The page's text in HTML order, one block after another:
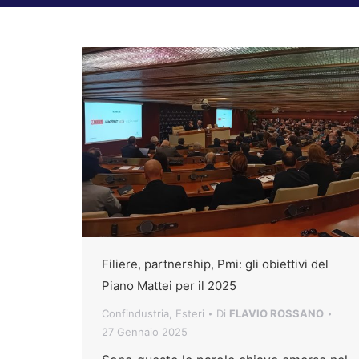
Filiere, partnership, Pmi: gli obiettivi del
Piano Mattei per il 2025
Confindustria, Esteri Di FLAVIO ROSSANO
27 Gennaio 2025